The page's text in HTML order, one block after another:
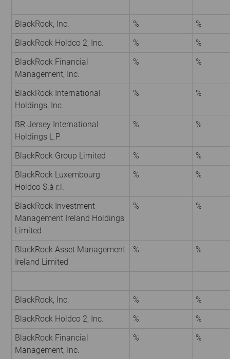
BlackRock, Inc. %
%
BlackRock Holdco 2, Inc.
%
%
BlackRock Financial
Management, Inc.
% %
BlackRock International
Holdings, Inc.
% %
BR Jersey International
Holdings L.P.
% %
BlackRock Group Limited %
%
BlackRock Luxembourg
Holdco S.à r.l.
% %
BlackRock Investment
Management Ireland Holdings
Limited
% %
BlackRock Asset Management
Ireland Limited
% %
BlackRock, Inc. %
%
BlackRock Holdco 2, Inc.
%
%
BlackRock Financial
Management, Inc.
% %